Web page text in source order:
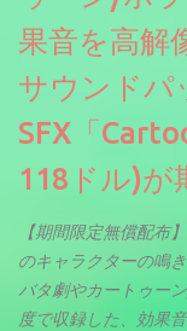
果音を高解
サウンドパ
SFX「
118ドル)が
【期間限定無償配布
のキャラクターの鳴
バタ劇やカートゥー
度で収録した、効果